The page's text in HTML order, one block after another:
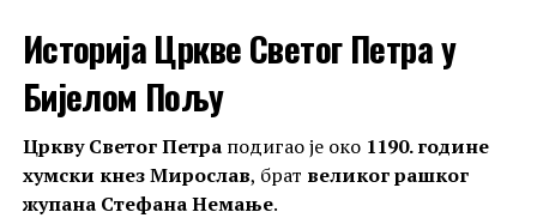
Историја Цркве Светог Петра у
Бијелом Пољу
Цркву Светог Петраподигао је око 1190. године
хумски кнез Мирослав, брат великог рашког
жупана Стефана Немање.